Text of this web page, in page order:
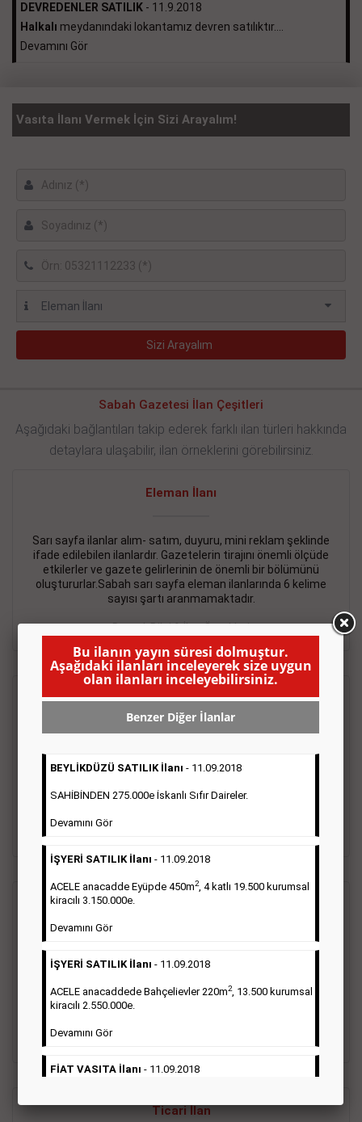
DEVREDENLER SATILIK - 11.9.2018
Halkalı meydanındaki lokantamız devren satılıktır....
Devamını Gör
Vasıta İlanı Vermek İçin Sizi Arayalım!
Sabah Gazetesi İlan Çeşitleri
Aşağıdaki bağlantıları takip ederek farklı ilan türleri hakkında
detaylara ulaşabilir, ilan örneklerini görebilirsiniz.
Eleman İlanı
Sarı sayfa ilanlar alım- satım, duyuru, mini reklam şeklinde
ifade edilebilen ilanlardır. Gazetelerin tirajını önemli ölçüde
etkilerler ve gazete gelirlerinin de önemli bir bölümünü
oluştururlar.Sabah sarı sayfa eleman ilanlarında 6 kelime
sayısı şartı aranmamaktadır.
Detaylı Bilgi & İlan Örnekleri
Emlak İlanı
ifade edilebilen ilanlardır. Gazetelerin tirajını önemli ölçüde
etkilerler ve gazete gelirlerinin de önemli bir bölümünü
oluştururlar.Sabah sarı sayfa eleman ilanlarında 6 kelime
Sarı sayfa ilanlar alım- satım, duyuru, mini reklam şeklinde
ifade edilebilen ilanlardır. Gazetelerin tirajını önemli ölçüde
oluştururlar.Sabah sarı sayfa eleman ilanlarında 6 kelime
sayısı şartı aranmamaktadır.
Ticari İlan
Bu ilanın yayın süresi dolmuştur.
Aşağıdaki ilanları inceleyerek size uygun
olan ilanları inceleyebilirsiniz.
Benzer Diğer İlanlar
BEYLİKDÜZÜ SATILIK İlanı - 11.09.2018
SAHİBİNDEN 275.000e İskanlı Sıfır Daireler.
Devamını Gör
İŞYERİ SATILIK İlanı - 11.09.2018
ACELE anacadde Eyüpde 450m2, 4 katlı 19.500 kurumsal
kiracılı 3.150.000e.
Devamını Gör
İŞYERİ SATILIK İlanı - 11.09.2018
ACELE anacaddede Bahçelievler 220m2, 13.500 kurumsal
kiracılı 2.550.000e.
Devamını Gör
FİAT VASITA İlanı - 11.09.2018
2.800.000e kurumsal mağaza.